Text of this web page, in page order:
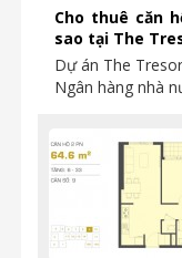
Cho thuê căn
sao tại The
Dự án The
Ngân hàng nhà